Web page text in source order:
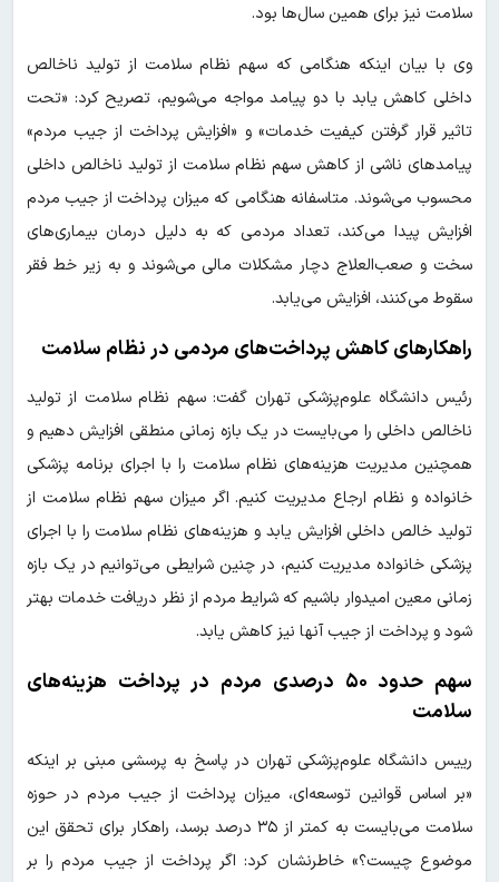
سلامت نیز برای همین سال‌ها بود.
وی با بیان اینکه هنگامی که سهم نظام سلامت از تولید ناخالص
داخلی کاهش یابد با دو پیامد مواجه می‌شویم، تصریح کرد: «تحت
تاثیر قرار گرفتن کیفیت خدمات» و «افزایش پرداخت از جیب مردم»
پیامدهای ناشی از کاهش سهم نظام سلامت از تولید ناخالص داخلی
محسوب می‌شوند. متاسفانه هنگامی که میزان پرداخت از جیب مردم
افزایش پیدا می‌کند، تعداد مردمی که به دلیل درمان بیماری‌های
سخت و صعب‌العلاج دچار مشکلات مالی می‌شوند و به زیر خط فقر
سقوط می‌کنند، افزایش می‌یابد.
راهکارهای کاهش پرداخت‌های مردمی در نظام سلامت
رئیس دانشگاه علوم‌پزشکی تهران گفت: سهم نظام سلامت از تولید
ناخالص داخلی را می‌بایست در یک بازه زمانی منطقی افزایش دهیم و
همچنین مدیریت هزینه‌های نظام سلامت را با اجرای برنامه پزشکی
خانواده و نظام ارجاع مدیریت کنیم. اگر میزان سهم نظام سلامت از
تولید خالص داخلی افزایش یابد و هزینه‌های نظام سلامت را با اجرای
پزشکی خانواده مدیریت کنیم، در چنین شرایطی می‌توانیم در یک بازه
زمانی معین امیدوار باشیم که شرایط مردم از نظر دریافت خدمات بهتر
شود و پرداخت از جیب آنها نیز کاهش یابد.
سهم حدود ۵۰ درصدی مردم در پرداخت هزینه‌های
سلامت
رییس دانشگاه علوم‌پزشکی تهران در پاسخ به پرسشی مبنی بر اینکه
«بر اساس قوانین توسعه‌ای، میزان پرداخت از جیب مردم در حوزه
سلامت می‌بایست به کمتر از ۳۵ درصد برسد، راهکار برای تحقق این
موضوع چیست؟» خاطرنشان کرد: اگر پرداخت از جیب مردم را بر